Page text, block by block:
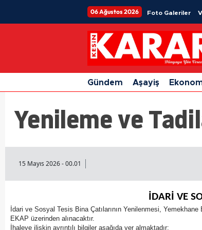
06 Ağustos 2026 Foto Galeriler
Gündem Aşayiş
Yenileme ve
15 Mayıs 2026 - 00.01
İDARİ VE
İdari ve Sosyal Tesis Bina Çatılarının Yenilenmesi,
EKAP üzerinden alınacaktır.
İhaleye ilişkin ayrıntılı bilgiler aşağıda yer almaktadır: